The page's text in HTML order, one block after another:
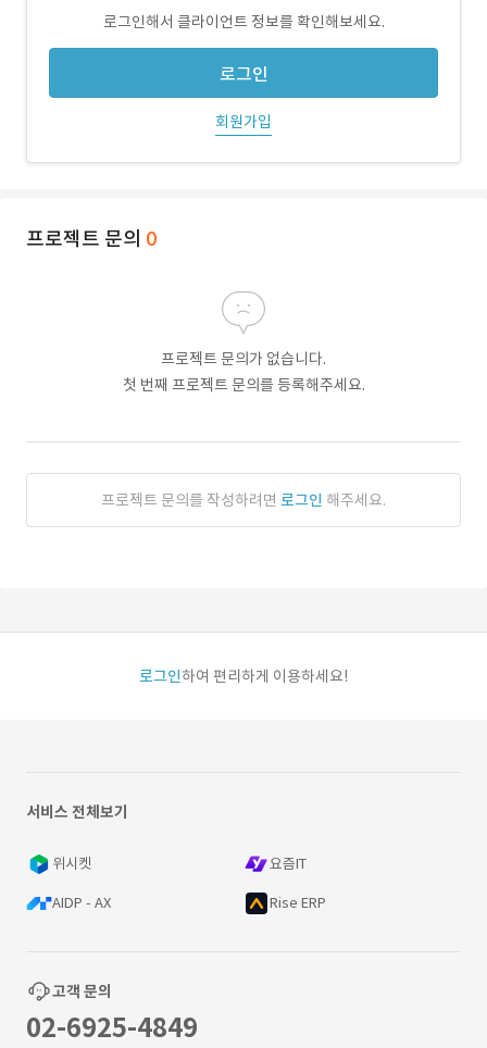
로그인해서 클라이언트 정보를 확인해보세요.
로그인
회원가입
프로젝트 문의 0
프로젝트 문의가 없습니다.
첫 번째 프로젝트 문의를 등록해주세요.
프로젝트 문의를 작성하려면 로그인 해주세요.
로그인하여 편리하게 이용하세요!
서비스 전체보기
위시켓 요즘IT
AIDP - AX Rise ERP
고객 문의
02-6925-4849